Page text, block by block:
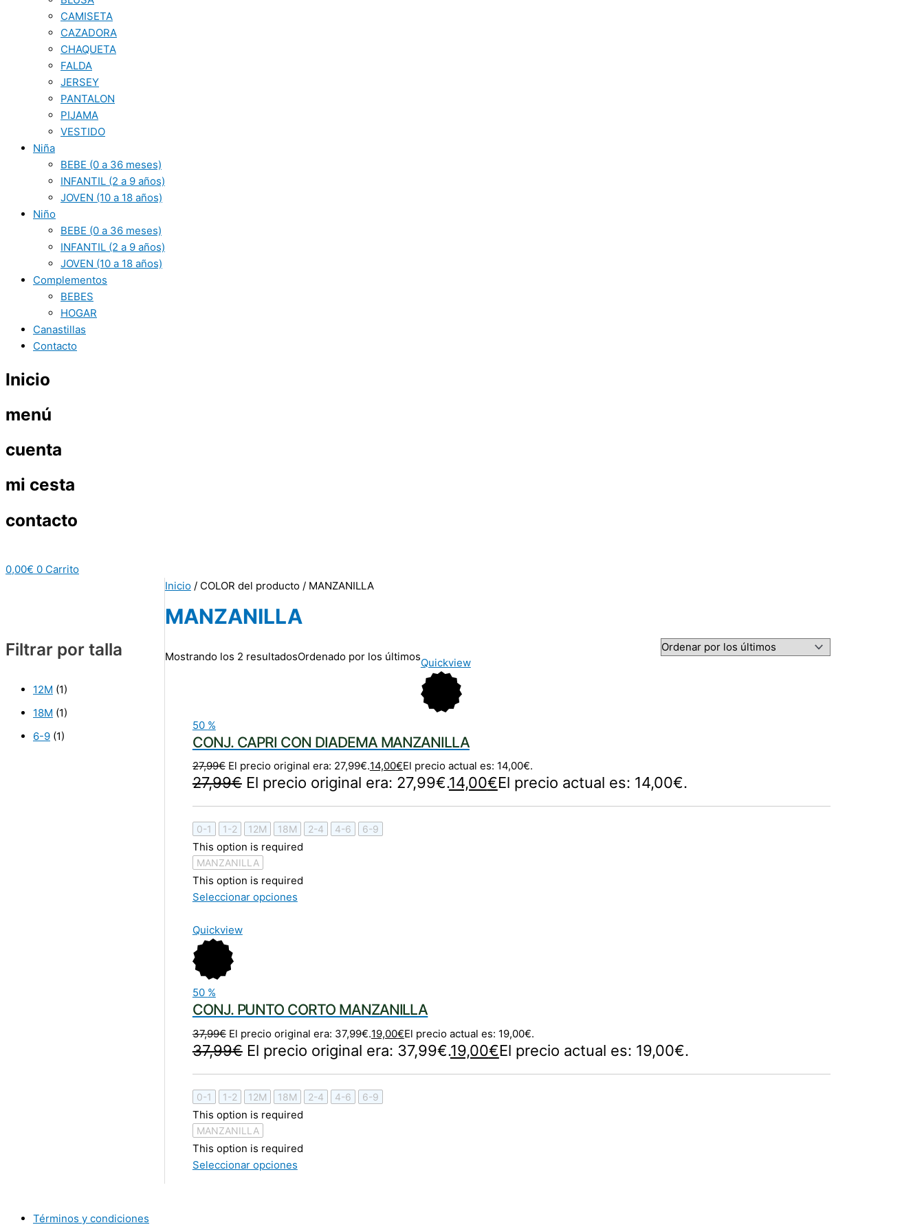
CAMISETA
CAZADORA
CHAQUETA
FALDA
JERSEY
PANTALON
PIJAMA
VESTIDO
Niña
BEBE (0 a 36 meses)
INFANTIL (2 a 9 años)
JOVEN (10 a 18 años)
Niño
BEBE (0 a 36 meses)
INFANTIL (2 a 9 años)
JOVEN (10 a 18 años)
Complementos
BEBES
HOGAR
Canastillas
Contacto
Inicio
menú
cuenta
mi cesta
contacto
0,00€ 0 Carrito
Filtrar por talla
12M (1)
18M (1)
6-9 (1)
Inicio/ COLOR del producto / MANZANILLA
MANZANILLA
Mostrando los 2 resultadosOrdenado por los últimosQuickview
50 %
CONJ. CAPRI CON DIADEMA MANZANILLA
27,99€ El precio original era: 27,99€.14,00€El precio actual es: 14,00€.
27,99€ El precio original era: 27,99€.14,00€El precio actual es: 14,00€.
0-1 1-2 12M 18M 2-4 4-6 6-9
This option is required
MANZANILLA
This option is required
Seleccionar opciones
Quickview
50 %
CONJ. PUNTO CORTO MANZANILLA
37,99€ El precio original era: 37,99€.19,00€El precio actual es: 19,00€.
37,99€ El precio original era: 37,99€.19,00€El precio actual es: 19,00€.
0-1 1-2 12M 18M 2-4 4-6 6-9
This option is required
MANZANILLA
This option is required
Seleccionar opciones
Términos y condiciones